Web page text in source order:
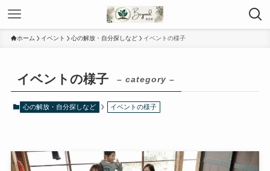
ホーム イベント 心の解放・自分探しなど イベントの様子
イベントの様子 – category –
心の解放・自分探しなど イベントの様子